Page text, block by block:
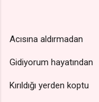
Acısına aldırmadan
Gidiyorum hayatından
Kırıldığı yerden koptu